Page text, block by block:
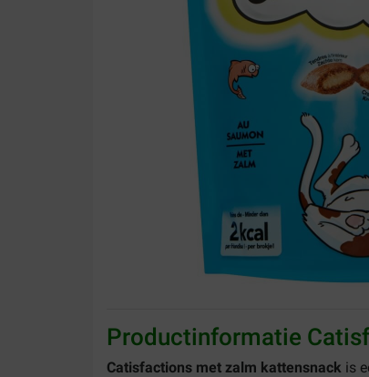
Productinformatie
Catisfactions met zalm kattensnack is